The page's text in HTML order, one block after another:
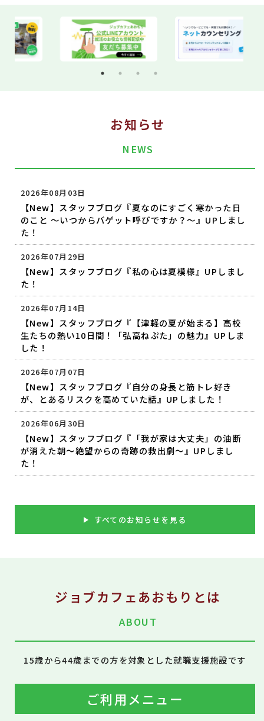
お知らせ
NEWS
2026年08月03日
【New】スタッフブログ『夏なのにすごく寒かった日
のこと ～いつからバゲット呼びですか？～』UPしまし
た！
2026年07月29日
【New】スタッフブログ『私の心は夏模様』UPしまし
た！
2026年07月14日
【New】スタッフブログ『【津軽の夏が始まる】高校
生たちの熱い10日間！「弘高ねぷた」の魅力』UPしま
した！
2026年07月07日
【New】スタッフブログ『自分の身長と筋トレ好き
が、とあるリスクを高めていた話』UPしました！
2026年06月30日
【New】スタッフブログ『「我が家は大丈夫」の油断
が消えた朝〜絶望からの奇跡の救出劇〜』UPしまし
た！
すべてのお知らせを見る
ジョブカフェあおもりとは
ABOUT
15歳から44歳までの方を対象とした就職支援施設です
ご利用メニュー